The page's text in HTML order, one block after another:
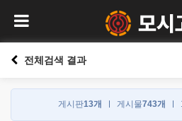
전체검색 결과
게시판13개 게시물743개